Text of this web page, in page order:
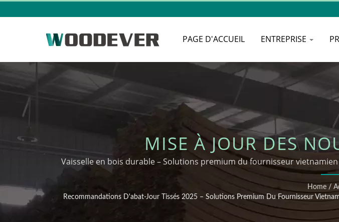
PAGE D'ACCUEIL ENTREPRISE
MISE À JOUR DES
RECOMMANDATIONS D'ABAT-
PREMIUM DU
D'APPROVISIONNEMENT
Vaisselle en bois durable – Solutions premium du fournisseur
Home /
Recommandations D'abat-Jour Tissés 2025 – Solutions Premium Du Fournisseur